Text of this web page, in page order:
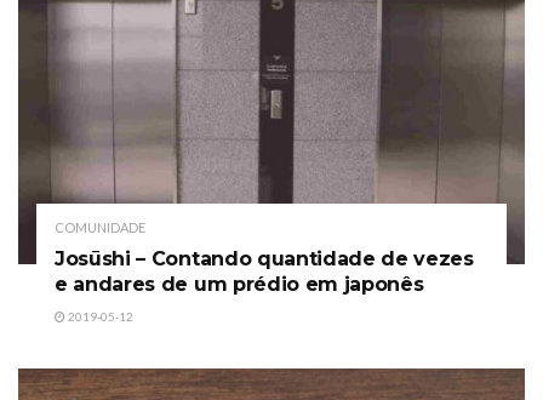
COMUNIDADE
Josūshi – Contando quantidade de vezes
e andares de um prédio em japonês
2019-05-12